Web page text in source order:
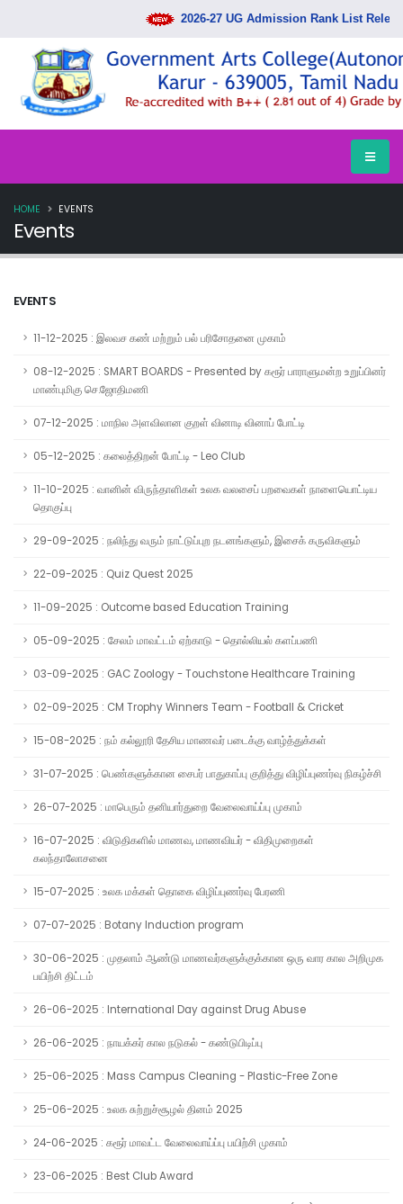
2026-27 UG Admission Rank List Released
Events
HOME EVENTS
EVENTS
11-12-2025 : இலவச கண் மற்றும் பல் பரிசோதனை முகாம்
08-12-2025 : SMART BOARDS - Presented by கரூர் பாராளுமன்ற உறுப்பினர்
மாண்புமிகு செ.ஜோதிமணி
07-12-2025 : மாநில அளவிலான குறள் வினாடி வினாப் போட்டி
05-12-2025 : கலைத்திறன் போட்டி - Leo Club
11-10-2025 : வானின் விருந்தாளிகள் உலக வலசைப் பறவைகள் நாளையொட்டிய
தொகுப்பு
29-09-2025 : நலிந்து வரும் நாட்டுப்புற நடனங்களும், இசைக் கருவிகளும்
22-09-2025 : Quiz Quest 2025
11-09-2025 : Outcome based Education Training
05-09-2025 : சேலம் மாவட்டம் ஏற்காடு - தொல்லியல் களப்பணி
03-09-2025 : GAC Zoology - Touchstone Healthcare Training
02-09-2025 : CM Trophy Winners Team - Football & Cricket
15-08-2025 : நம் கல்லூரி தேசிய மாணவர் படைக்கு வாழ்த்துக்கள்
31-07-2025 : பெண்களுக்கான சைபர் பாதுகாப்பு குறித்து விழிப்புணர்வு நிகழ்ச்சி
26-07-2025 : மாபெரும் தனியார்துறை வேலைவாய்ப்பு முகாம்
16-07-2025 : விடுதிகளில் மாணவ, மாணவியர் - விதிமுறைகள்
கலந்தாலோசனை
15-07-2025 : உலக மக்கள் தொகை விழிப்புணர்வு பேரணி
07-07-2025 : Botany Induction program
30-06-2025 : முதலாம் ஆண்டு மாணவர்களுக்குக்கான ஒரு வார கால அறிமுக
பயிற்சி திட்டம்
26-06-2025 : International Day against Drug Abuse
26-06-2025 : நாயக்கர் கால நடுகல் - கண்டுபிடிப்பு
25-06-2025 : Mass Campus Cleaning - Plastic-Free Zone
25-06-2025 : உலக சுற்றுச்சூழல் தினம் 2025
24-06-2025 : கரூர் மாவட்ட வேலைவாய்ப்பு பயிற்சி முகாம்
23-06-2025 : Best Club Award